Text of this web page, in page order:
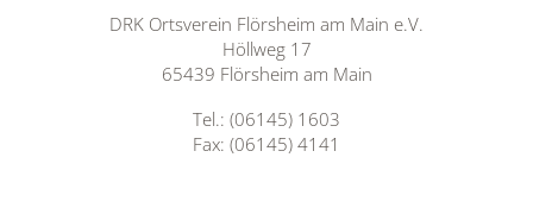
DRK Ortsverein Flörsheim am Main e.V.
Höllweg 17
65439 Flörsheim am Main
Tel.: (06145) 1603
Fax: (06145) 4141